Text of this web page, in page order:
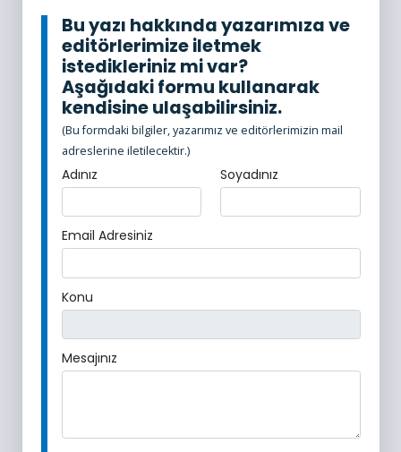
Bu yazı hakkında yazarımıza ve
editörlerimize iletmek
istedikleriniz mi var?
Aşağıdaki formu kullanarak
kendisine ulaşabilirsiniz.
(Bu formdaki bilgiler, yazarımız ve editörlerimizin mail
adreslerine iletilecektir.)
Adınız Soyadınız
Email Adresiniz
Konu
Mesajınız